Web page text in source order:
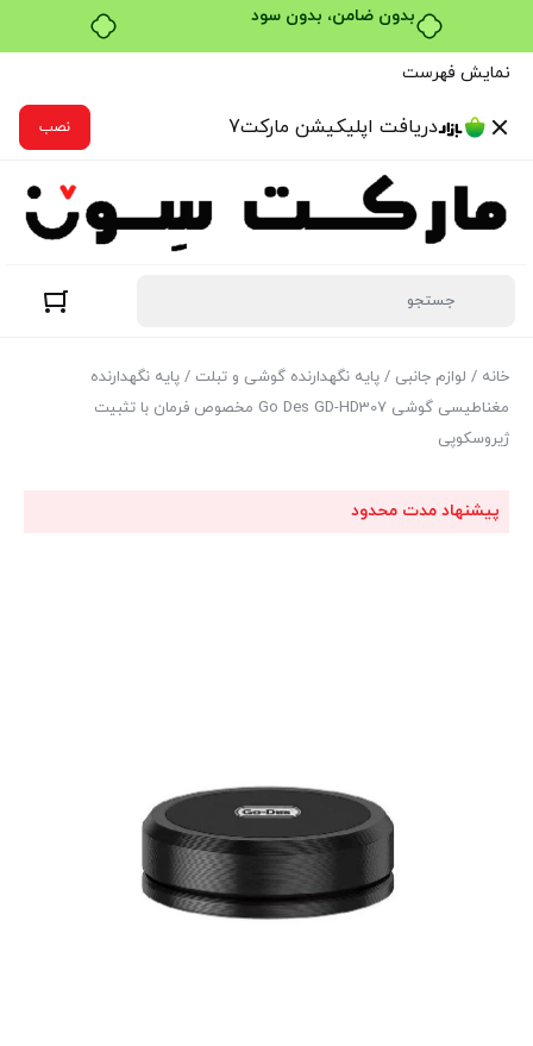
خرید قسطی با ترب‌پی
نمایش فهرست
دریافت اپلیکیشن مارکت7 نصب
خانه / لوازم جانبی / پایه نگهدارنده گوشی و تبلت / پایه نگهدارنده
مغناطیسی گوشی Go Des GD-HD307 مخصوص فرمان با تثبیت
ژیروسکوپی
پیشنهاد مدت محدود